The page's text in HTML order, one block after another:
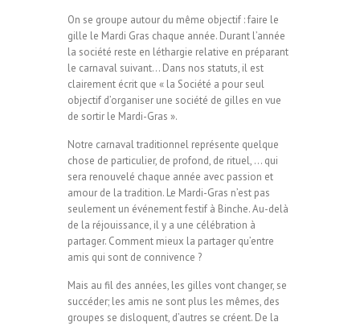
On se groupe autour du même objectif : faire le
gille le Mardi Gras chaque année. Durant l’année
la société reste en léthargie relative en préparant
le carnaval suivant… Dans nos statuts, il est
clairement écrit que « la Société a pour seul
objectif d’organiser une société de gilles en vue
de sortir le Mardi-Gras ».
Notre carnaval traditionnel représente quelque
chose de particulier, de profond, de rituel, … qui
sera renouvelé chaque année avec passion et
amour de la tradition. Le Mardi-Gras n’est pas
seulement un événement festif à Binche. Au-delà
de la réjouissance, il y a une célébration à
partager. Comment mieux la partager qu’entre
amis qui sont de connivence ?
Mais au fil des années, les gilles vont changer, se
succéder; les amis ne sont plus les mêmes, des
groupes se disloquent, d’autres se créent. De la